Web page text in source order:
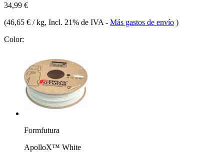
34,99 €
(46,65 € / kg, Incl. 21% de IVA - Más gastos de envío )
Color:
Formfutura
ApolloX™ White